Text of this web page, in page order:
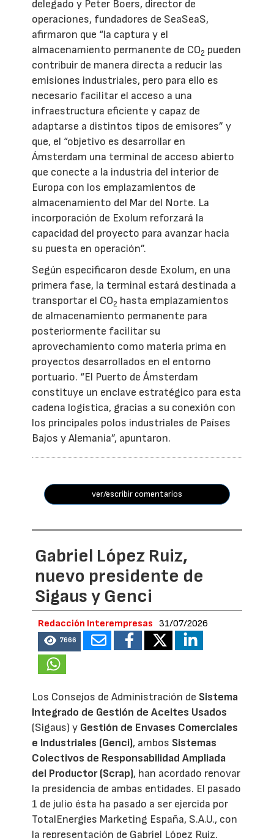
delegado y Peter Boers, director de
operaciones, fundadores de SeaSeaS,
afirmaron que “la captura y el
almacenamiento permanente de CO2 pueden
contribuir de manera directa a reducir las
emisiones industriales, pero para ello es
necesario facilitar el acceso a una
infraestructura eficiente y capaz de
adaptarse a distintos tipos de emisores” y
que, el “objetivo es desarrollar en
Ámsterdam una terminal de acceso abierto
que conecte a la industria del interior de
Europa con los emplazamientos de
almacenamiento del Mar del Norte. La
incorporación de Exolum reforzará la
capacidad del proyecto para avanzar hacia
su puesta en operación”.
Según especificaron desde Exolum, en una
primera fase, la terminal estará destinada a
transportar el CO2 hasta emplazamientos
de almacenamiento permanente para
posteriormente facilitar su
aprovechamiento como materia prima en
proyectos desarrollados en el entorno
portuario. “El Puerto de Ámsterdam
constituye un enclave estratégico para esta
cadena logística, gracias a su conexión con
los principales polos industriales de Países
Bajos y Alemania”, apuntaron.
ver/escribir comentarios
Gabriel López Ruiz,
nuevo presidente de
Sigaus y Genci
Redacción Interempresas 31/07/2026
7666
Los Consejos de Administración de Sistema
Integrado de Gestión de Aceites Usados
(Sigaus) y Gestión de Envases Comerciales
e Industriales (Genci), ambos Sistemas
Colectivos de Responsabilidad Ampliada
del Productor (Scrap), han acordado renovar
la presidencia de ambas entidades. El pasado
1 de julio ésta ha pasado a ser ejercida por
TotalEnergies Marketing España, S.A.U., con
la representación de Gabriel López Ruiz,